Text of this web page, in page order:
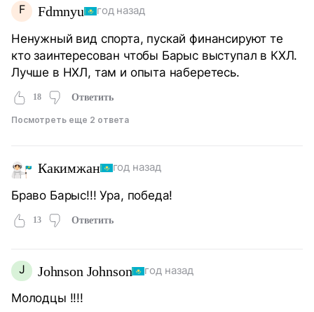
F Fdmnyu год назад
Ненужный вид спорта, пускай финансируют те
кто заинтересован чтобы Барыс выступал в КХЛ.
Лучше в НХЛ, там и опыта наберетесь.
18 Ответить
Посмотреть еще 2 ответа
Какимжан год назад
Браво Барыс!!! Ура, победа!
13 Ответить
J Johnson Johnson год назад
Молодцы !!!!